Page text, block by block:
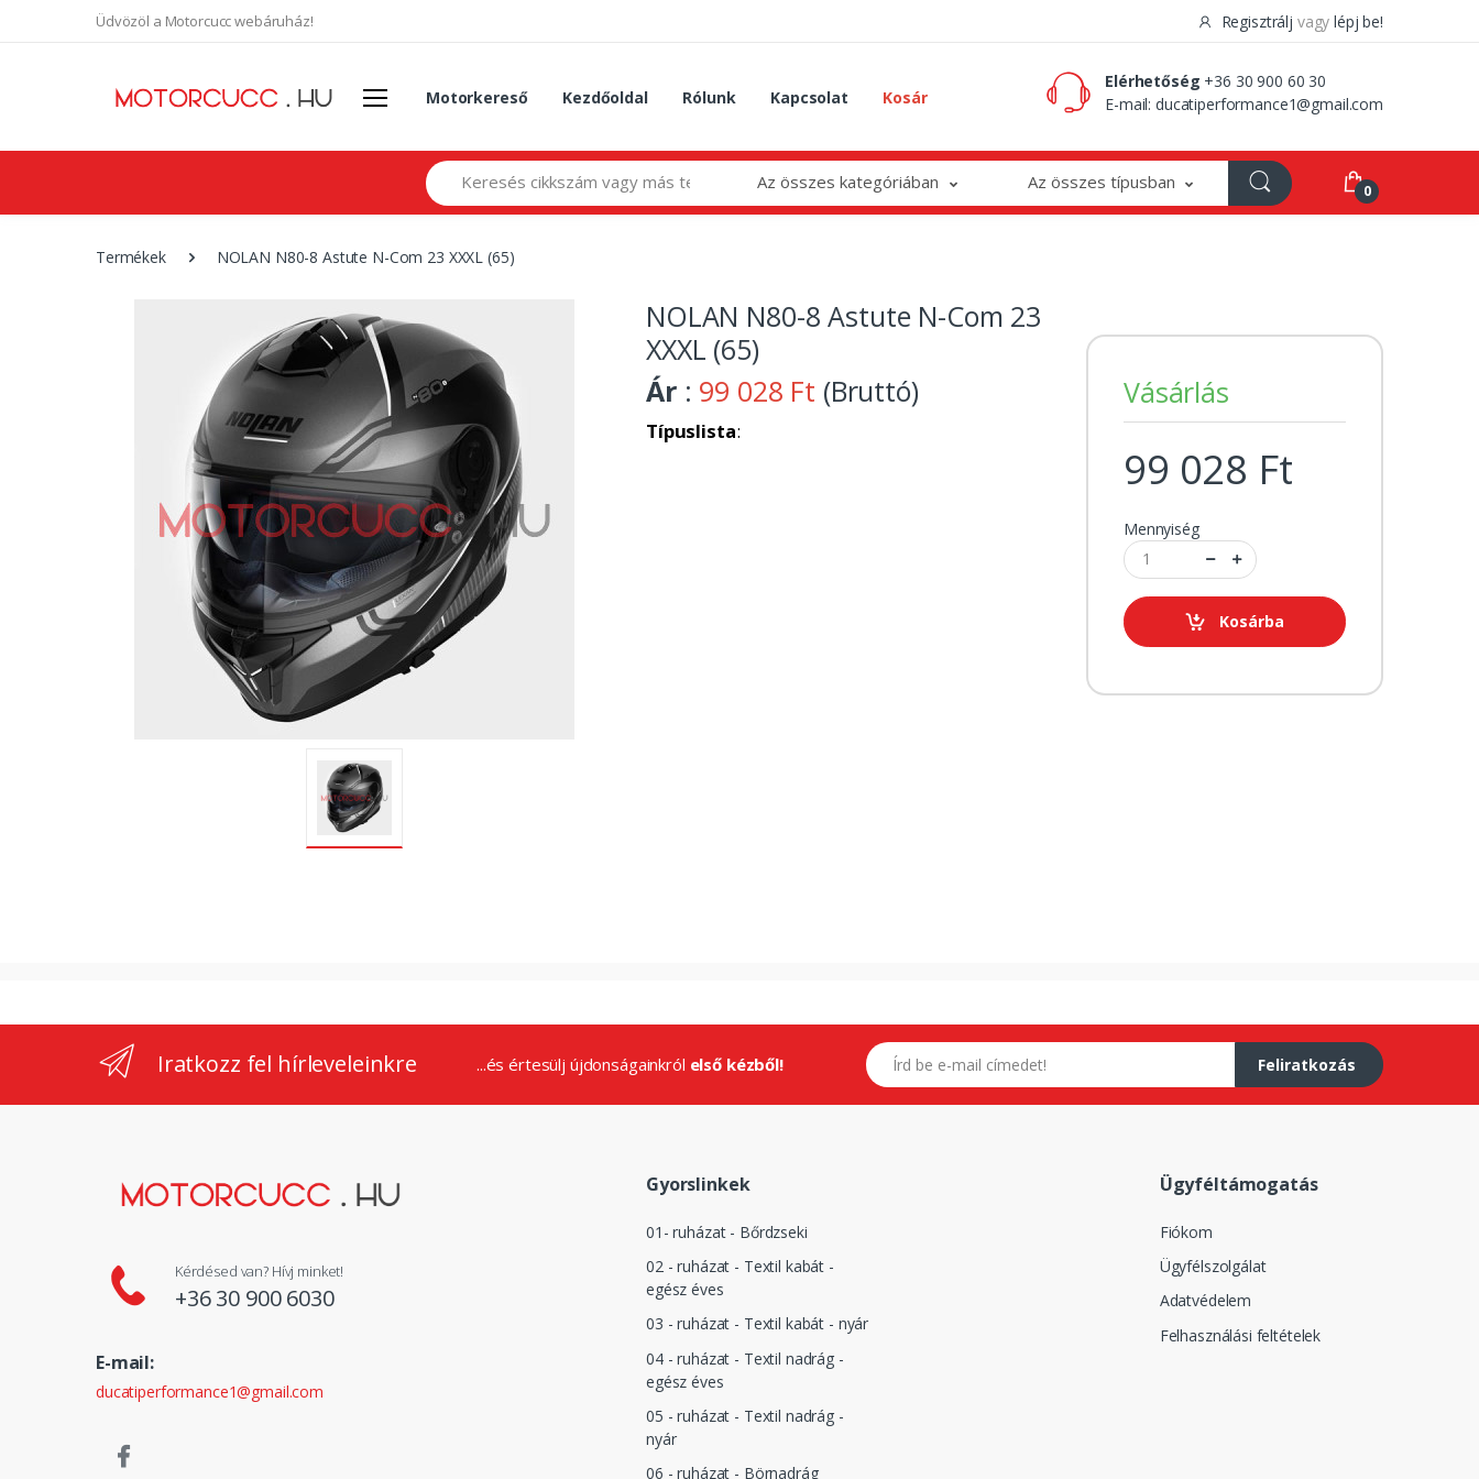
Üdvözöl a Motorcucc webáruház! Regisztrálj vagy lépj be!
Motorkereső Kezdőoldal Rólunk Kapcsolat Kosár
Elérhetőség +36 30 900 60 30
E-mail:ducatiperformance1@gmail.com
Search Az összes kategóriában Az összes típusban 0
Termékek NOLAN N80-8 Astute N-Com 23 XXXL (65)
NOLAN N80-8 Astute N-Com 23
XXXL (65)
Ár : 99 028 Ft (Bruttó)
Típuslista:
Vásárlás
99 028 Ft
Mennyiség
Kosárba
Iratkozz fel hírleveleinkre ...és értesülj újdonságainkról első kézből!
E-mail címed
Feliratkozás
Kérdésed van? Hívj minket!
+36 30 900 6030
E-mail:
ducatiperformance1@gmail.com
Gyorslinkek
01- ruházat - Bőrdzseki
02 - ruházat - Textil kabát -
egész éves
03 - ruházat - Textil kabát - nyár
04 - ruházat - Textil nadrág -
egész éves
05 - ruházat - Textil nadrág -
nyár
06 - ruházat - Börnadrág
Ügyféltámogatás
Fiókom
Ügyfélszolgálat
Adatvédelem
Felhasználási feltételek